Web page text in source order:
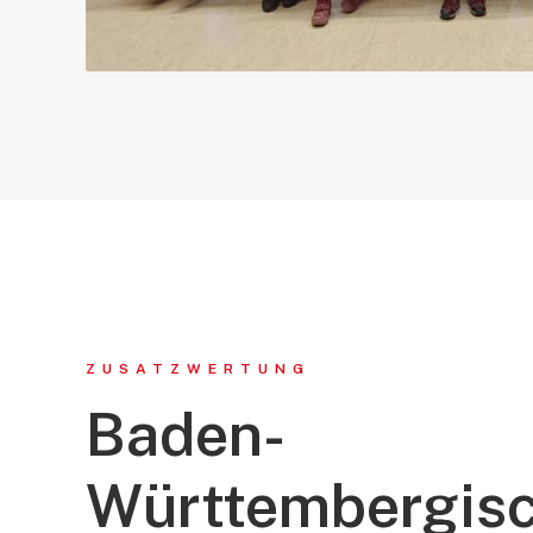
ZUSATZWERTUNG
Baden-